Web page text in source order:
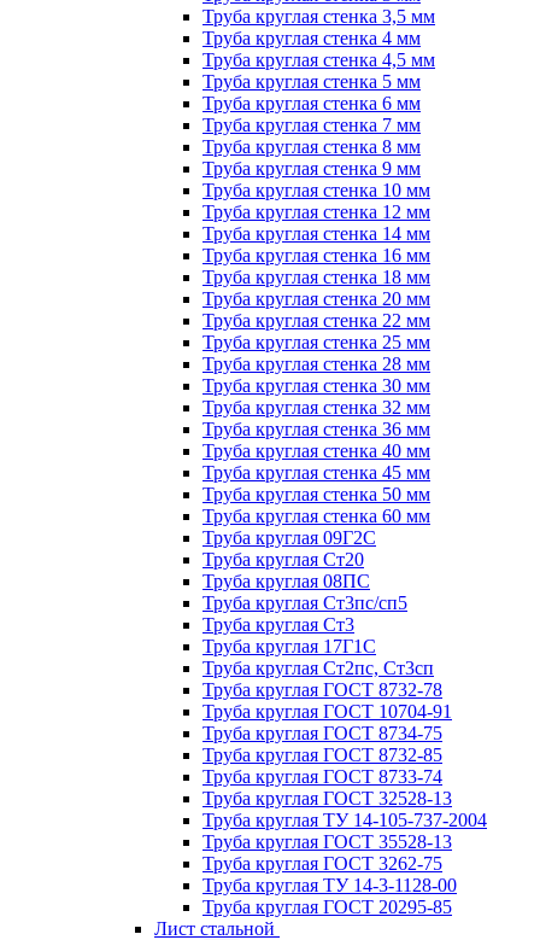
Труба круглая стенка 3,5 мм
Труба круглая стенка 4 мм
Труба круглая стенка 4,5 мм
Труба круглая стенка 5 мм
Труба круглая стенка 6 мм
Труба круглая стенка 7 мм
Труба круглая стенка 8 мм
Труба круглая стенка 9 мм
Труба круглая стенка 10 мм
Труба круглая стенка 12 мм
Труба круглая стенка 14 мм
Труба круглая стенка 16 мм
Труба круглая стенка 18 мм
Труба круглая стенка 20 мм
Труба круглая стенка 22 мм
Труба круглая стенка 25 мм
Труба круглая стенка 28 мм
Труба круглая стенка 30 мм
Труба круглая стенка 32 мм
Труба круглая стенка 36 мм
Труба круглая стенка 40 мм
Труба круглая стенка 45 мм
Труба круглая стенка 50 мм
Труба круглая стенка 60 мм
Труба круглая 09Г2С
Труба круглая Ст20
Труба круглая 08ПС
Труба круглая Ст3пс/сп5
Труба круглая Ст3
Труба круглая 17Г1С
Труба круглая Ст2пс, Ст3сп
Труба круглая ГОСТ 8732-78
Труба круглая ГОСТ 10704-91
Труба круглая ГОСТ 8734-75
Труба круглая ГОСТ 8732-85
Труба круглая ГОСТ 8733-74
Труба круглая ГОСТ 32528-13
Труба круглая ТУ 14-105-737-2004
Труба круглая ГОСТ 35528-13
Труба круглая ГОСТ 3262-75
Труба круглая ТУ 14-3-1128-00
Труба круглая ГОСТ 20295-85
Лист стальной